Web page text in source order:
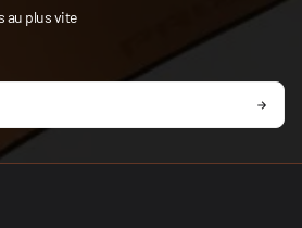
au plus vite